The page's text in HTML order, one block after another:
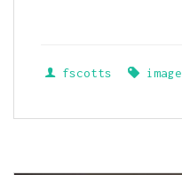
fscotts image